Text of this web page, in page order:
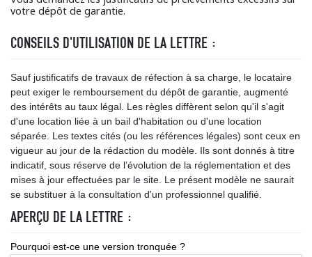
votre dépôt de garantie.
CONSEILS D'UTILISATION DE LA LETTRE :
Sauf justificatifs de travaux de réfection à sa charge, le locataire
peut exiger le remboursement du dépôt de garantie, augmenté
des intérêts au taux légal. Les règles diffèrent selon qu'il s'agit
d'une location liée à un bail d'habitation ou d'une location
séparée. Les textes cités (ou les références légales) sont ceux en
vigueur au jour de la rédaction du modèle. Ils sont donnés à titre
indicatif, sous réserve de l’évolution de la réglementation et des
mises à jour effectuées par le site. Le présent modèle ne saurait
se substituer à la consultation d'un professionnel qualifié.
APERÇU DE LA LETTRE :
Pourquoi est-ce une version tronquée ?